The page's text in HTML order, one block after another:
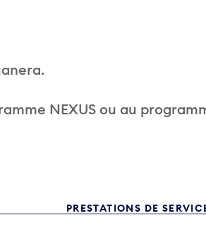
NEXUS ou au
PRESTATIONS DE